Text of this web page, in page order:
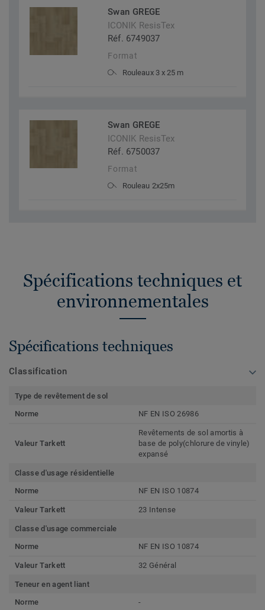
Swan GREGE
ICONIK ResisTex
Réf. 6749037
Format
Rouleaux 3 x 25 m
Swan GREGE
ICONIK ResisTex
Réf. 6750037
Format
Rouleau 2x25m
Spécifications techniques et
environnementales
Spécifications techniques
Classification
Type de revêtement de sol
Norme
NF EN ISO 26986
Valeur Tarkett
Revêtements de sol amortis à
base de poly(chlorure de vinyle)
expansé
Classe d'usage résidentielle
Norme
NF EN ISO 10874
Valeur Tarkett 23 Intense
Classe d'usage commerciale
Norme
NF EN ISO 10874
Valeur Tarkett 32 Général
Teneur en agent liant
Norme
-